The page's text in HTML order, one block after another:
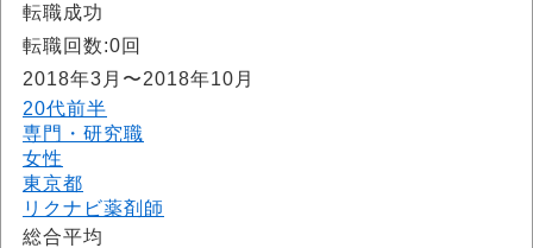
転職成功
転職回数:0回
2018年3月〜2018年10月
20代前半
専門・研究職
女性
東京都
リクナビ薬剤師
総合平均